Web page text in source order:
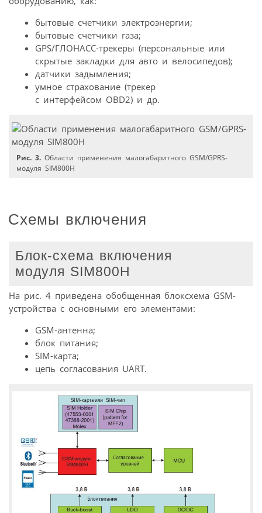
бытовые счетчики электроэнергии;
бытовые счетчики газа;
GPS/ГЛОНАСС-трекеры (персональные или
скрытые закладки для авто и велосипедов);
датчики задымления;
умное страхование (трекер
с интерфейсом OBD2) и др.
Рис. 3. Области применения малогабаритного GSM/GPRS-
модуля SIM800H
Схемы включения
Блок-схема включения
модуля SIM800H
На рис. 4 приведена обобщенная блоксхема GSM-
устройства с основными его элементами:
GSM-антенна;
блок питания;
SIM-карта;
цепь согласования UART.